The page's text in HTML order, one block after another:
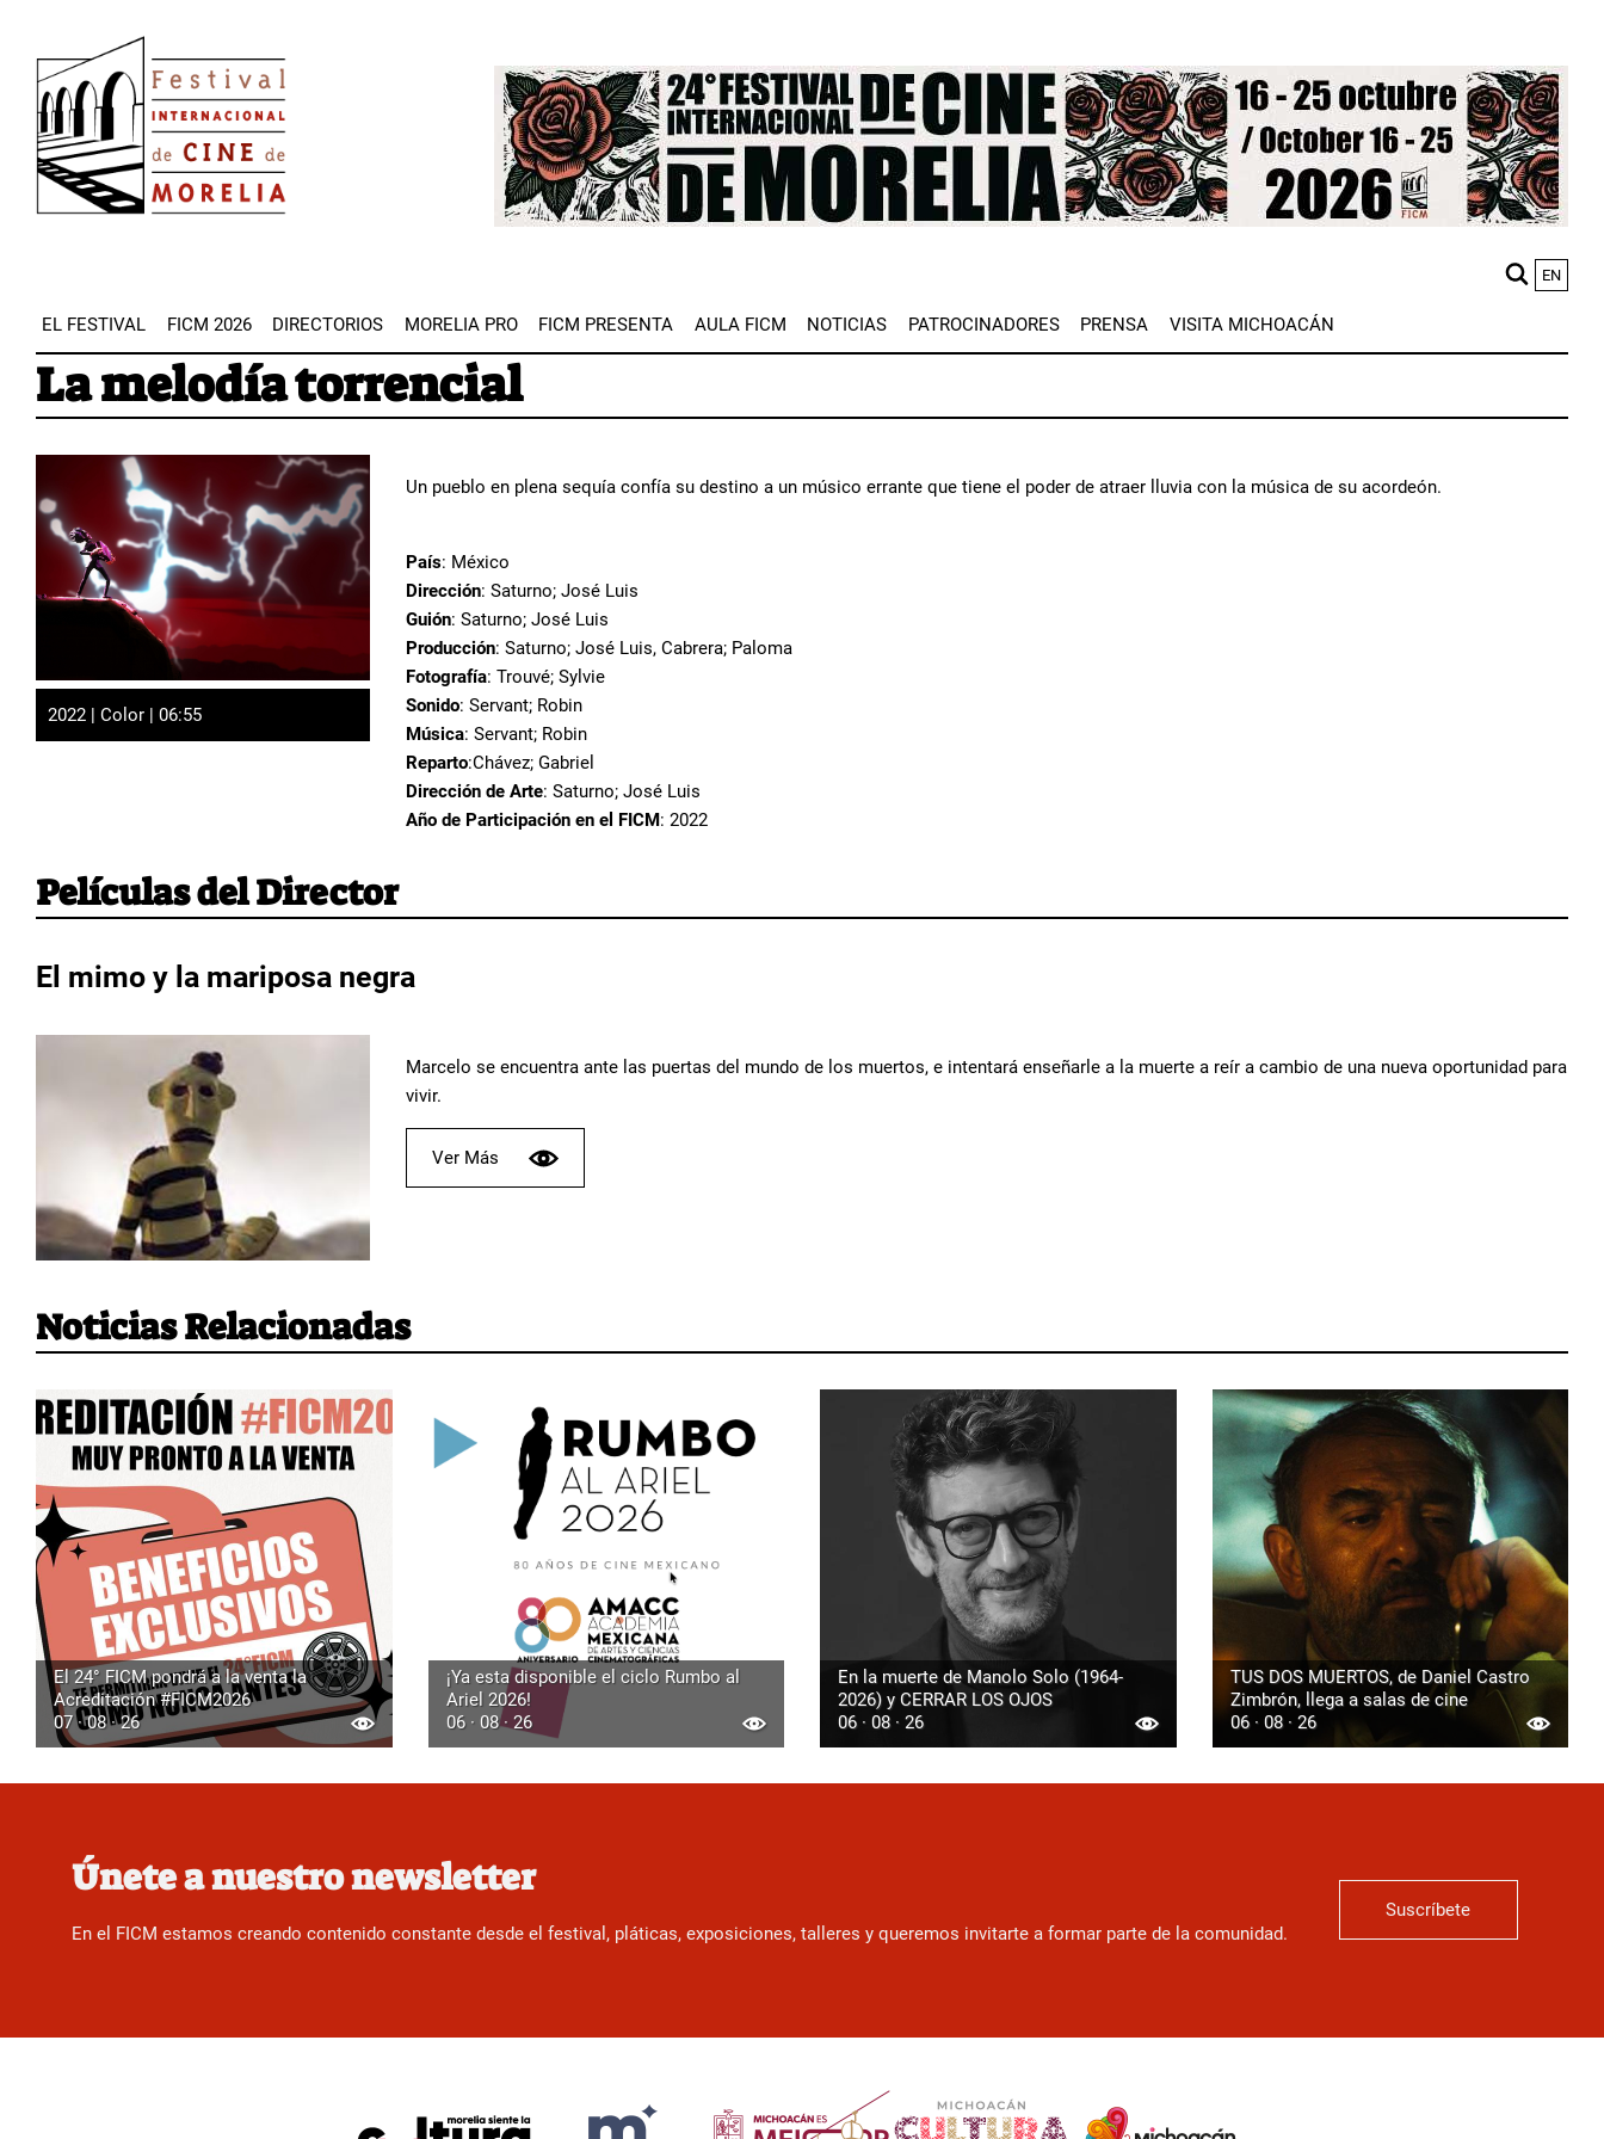
contenido
principal
Image
EN
EL FESTIVAL FICM 2026 DIRECTORIOS MORELIA PRO FICM PRESENTA AULA FICM NOTICIAS PATROCINADORES PRENSA VISITA MICHOACÁN
La melodía torrencial
2022 | Color | 06:55
Un pueblo en plena sequía confía su destino a un músico errante que tiene el poder de atraer lluvia con la música de su acordeón.
País: México
Dirección: Saturno; José Luis
Guión: Saturno; José Luis
Producción: Saturno; José Luis, Cabrera; Paloma
Fotografía: Trouvé; Sylvie
Sonido: Servant; Robin
Música: Servant; Robin
Reparto:Chávez; Gabriel
Dirección de Arte: Saturno; José Luis
Año de Participación en el FICM: 2022
Películas del Director
El mimo y la mariposa negra
Marcelo se encuentra ante las puertas del mundo de los muertos, e intentará enseñarle a la muerte a reír a cambio de una nueva oportunidad para
vivir.
Ver Más
Noticias Relacionadas
El 24° FICM pondrá a la venta la
Acreditación #FICM2026
07 · 08 · 26
¡Ya esta disponible el ciclo Rumbo al
Ariel 2026!
06 · 08 · 26
En la muerte de Manolo Solo (1964-
2026) y CERRAR LOS OJOS
06 · 08 · 26
TUS DOS MUERTOS, de Daniel Castro
Zimbrón, llega a salas de cine
06 · 08 · 26
Únete a nuestro newsletter
En el FICM estamos creando contenido constante desde el festival, pláticas, exposiciones, talleres y queremos invitarte a formar parte de la comunidad.
Suscríbete